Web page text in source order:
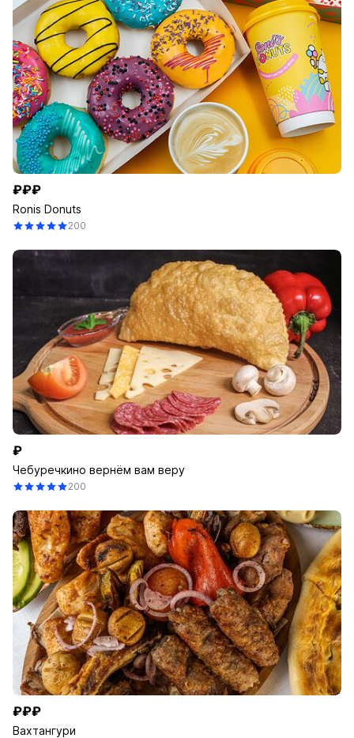
₽₽₽
Ronis Donuts
200
₽
Чебуречкино вернём вам веру
200
₽₽₽
Вахтангури